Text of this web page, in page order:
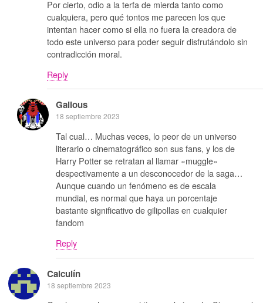
Por cierto, odio a la terfa de mierda tanto como
cualquiera, pero qué tontos me parecen los que
intentan hacer como si ella no fuera la creadora de
todo este universo para poder seguir disfrutándolo sin
contradicción moral.
Reply
Galious
18 septiembre 2023
Tal cual… Muchas veces, lo peor de un universo
literario o cinematográfico son sus fans, y los de
Harry Potter se retratan al llamar «muggle»
despectivamente a un desconocedor de la saga…
Aunque cuando un fenómeno es de escala
mundial, es normal que haya un porcentaje
bastante significativo de gilipollas en cualquier
fandom
Reply
Calculín
18 septiembre 2023